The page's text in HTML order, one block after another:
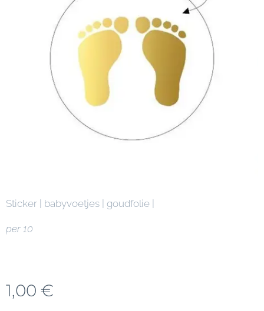
Sticker | babyvoetjes | goudfolie |
per 10
1,00 €